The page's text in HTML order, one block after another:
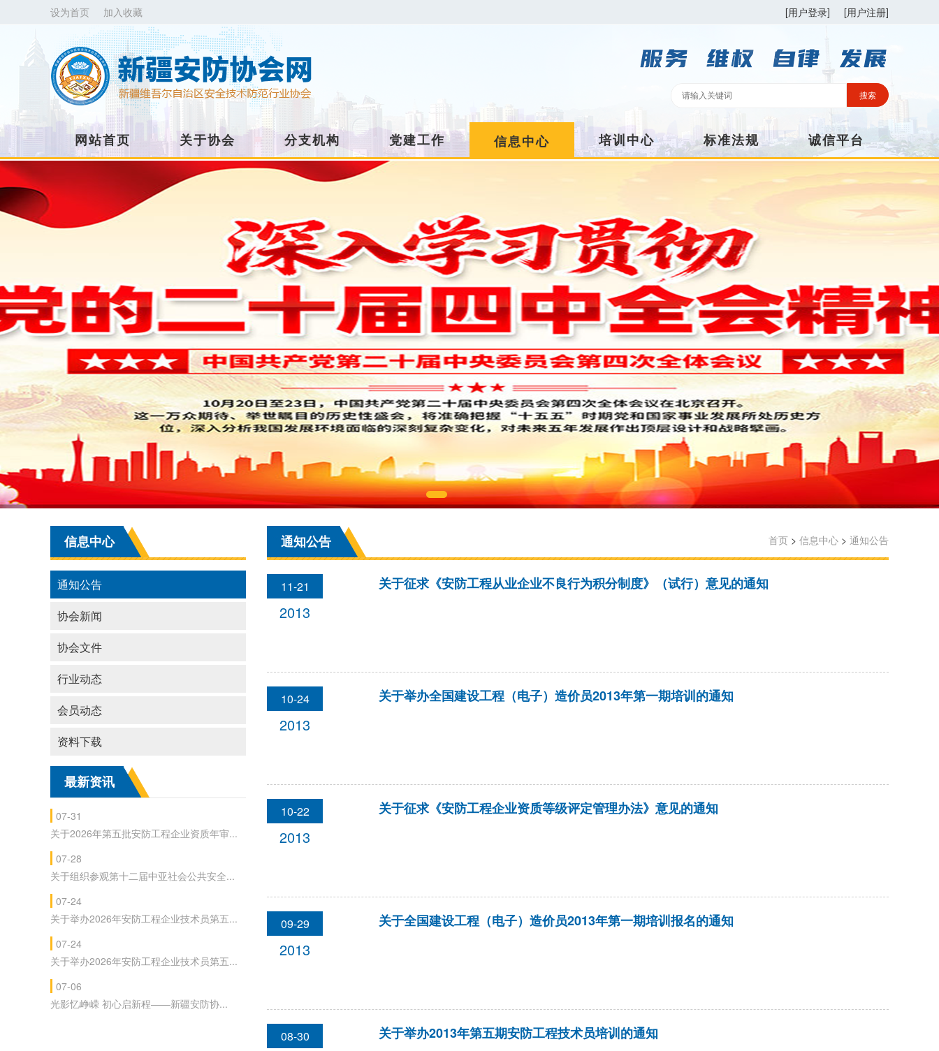
设为首页 加入收藏 [用户注册]
[用户登录]
网站首页 关于协会 分支机构 党建工作 信息中心 培训中心 标准法规 诚信平台
信息中心
通知公告
协会新闻
协会文件
行业动态
会员动态
资料下载
最新资讯
07-31
关于2026年第五批安防工程企业资质年审...
07-28
关于组织参观第十二届中亚社会公共安全...
07-24
关于举办2026年安防工程企业技术员第五...
07-24
关于举办2026年安防工程企业技术员第五...
07-06
光影忆峥嵘 初心启新程——新疆安防协...
通知公告 首页 > 信息中心 > 通知公告
11-21
2013
关于征求《安防工程从业企业不良行为积分制度》（试行）意见的通知
10-24
2013
关于举办全国建设工程（电子）造价员2013年第一期培训的通知
10-22
2013
关于征求《安防工程企业资质等级评定管理办法》意见的通知
09-29
2013
关于全国建设工程（电子）造价员2013年第一期培训报名的通知
08-30 关于举办2013年第五期安防工程技术员培训的通知